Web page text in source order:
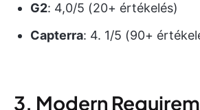
G2: 4,0/5 (20+ értékelés)
Capterra: 4. 1/5 (90+
3. Modern